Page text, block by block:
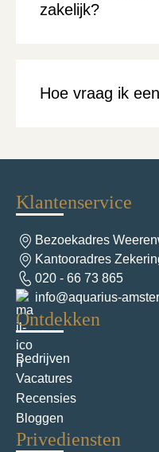
zakelijk?
Hoe vraag ik
Ontdekken
Bedrijven
Vacatures
Recensies
Bloggen
Privediensten
Klantenservice
Bezoekadres
Kantooradres
020 - 66 73 865
info@aquarius-